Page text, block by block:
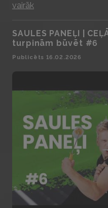
vairāk
SAULES PANEĻI |
turpinām būvēt #6
Publicēts 16.02.2026